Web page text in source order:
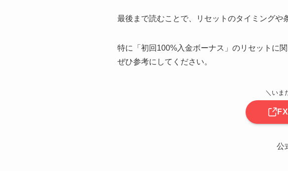
最後まで読むことで、リセットのタイミングや
特に「初回100%入金ボーナス」のリセットに
ぜひ参考にしてください。
＼いま
公